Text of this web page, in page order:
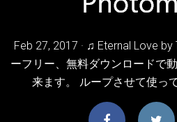
Feb 27, 2017 · ♫ Eternal Love
ーフリー、無料ダウンロードで
来ます。 ループさせて使っ